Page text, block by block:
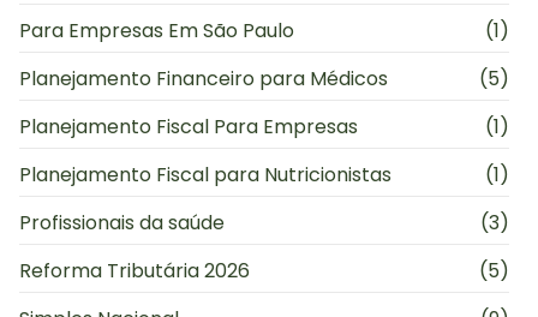
Para Empresas Em São Paulo
(1)
Planejamento Financeiro para Médicos
(5)
Planejamento Fiscal Para Empresas
(1)
Planejamento Fiscal para Nutricionistas
(1)
Profissionais da saúde
(3)
Reforma Tributária 2026
(5)